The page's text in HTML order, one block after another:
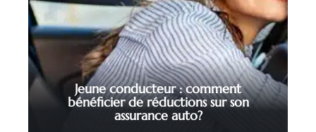
Jeune conducteur : comment
bénéficier de réductions sur son
assurance auto?